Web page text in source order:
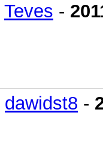
Teves -
dawidst8 -